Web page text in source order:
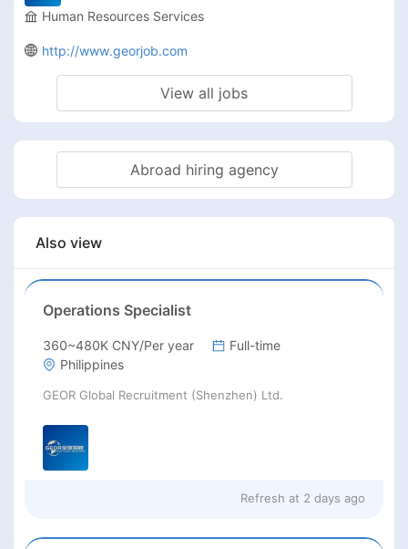
Human Resources Services
http://www.georjob.com
View all jobs
Abroad hiring agency
Also view
Operations Specialist
360~480K CNY/Per year
Full-time
Philippines
GEOR Global Recruitment (Shenzhen) Ltd.
Refresh at 2 days ago